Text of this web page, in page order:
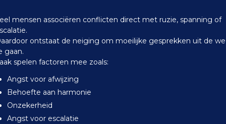
mensen associëren conflicten direct met ruzie, spanning of
ontstaat de neiging om moeilijke gesprekken uit de
gaan.
spelen factoren mee zoals:
Angst voor afwijzing
Behoefte aan harmonie
Onzekerheid
Angst voor escalatie